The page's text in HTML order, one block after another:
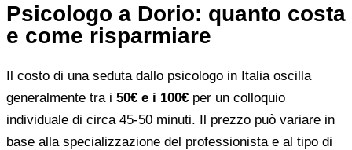
Psicologo a Dorio: quanto costa
e come risparmiare
Il costo di una seduta dallo psicologo in Italia oscilla
generalmente tra i 50€ e i 100€ per un colloquio
individuale di circa 45-50 minuti. Il prezzo può variare in
base alla specializzazione del professionista e al tipo di